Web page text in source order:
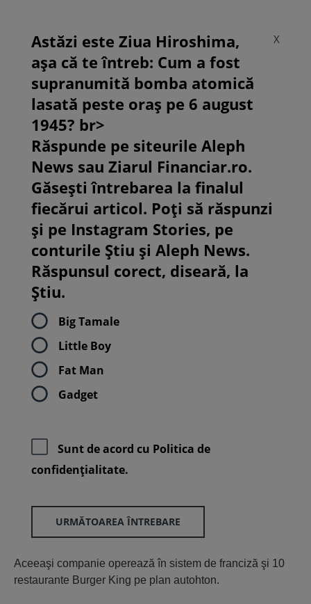
X
Astăzi este Ziua Hiroshima,
așa că te întreb: Cum a fost
supranumită bomba atomică
lasată peste oraș pe 6 august
1945? br>
Răspunde pe siteurile Aleph
News sau Ziarul Financiar.ro.
Găsești întrebarea la finalul
fiecărui articol. Poți să răspunzi
și pe Instagram Stories, pe
conturile Știu și Aleph News.
Răspunsul corect, diseară, la
Știu.
Big Tamale
Little Boy
Fat Man
Gadget
Sunt de acord cu Politica de
confidenţialitate.
URMĂTOAREA ÎNTREBARE
Aceeaşi companie operează în sistem de franciză şi 10
restaurante Burger King pe plan autohton.